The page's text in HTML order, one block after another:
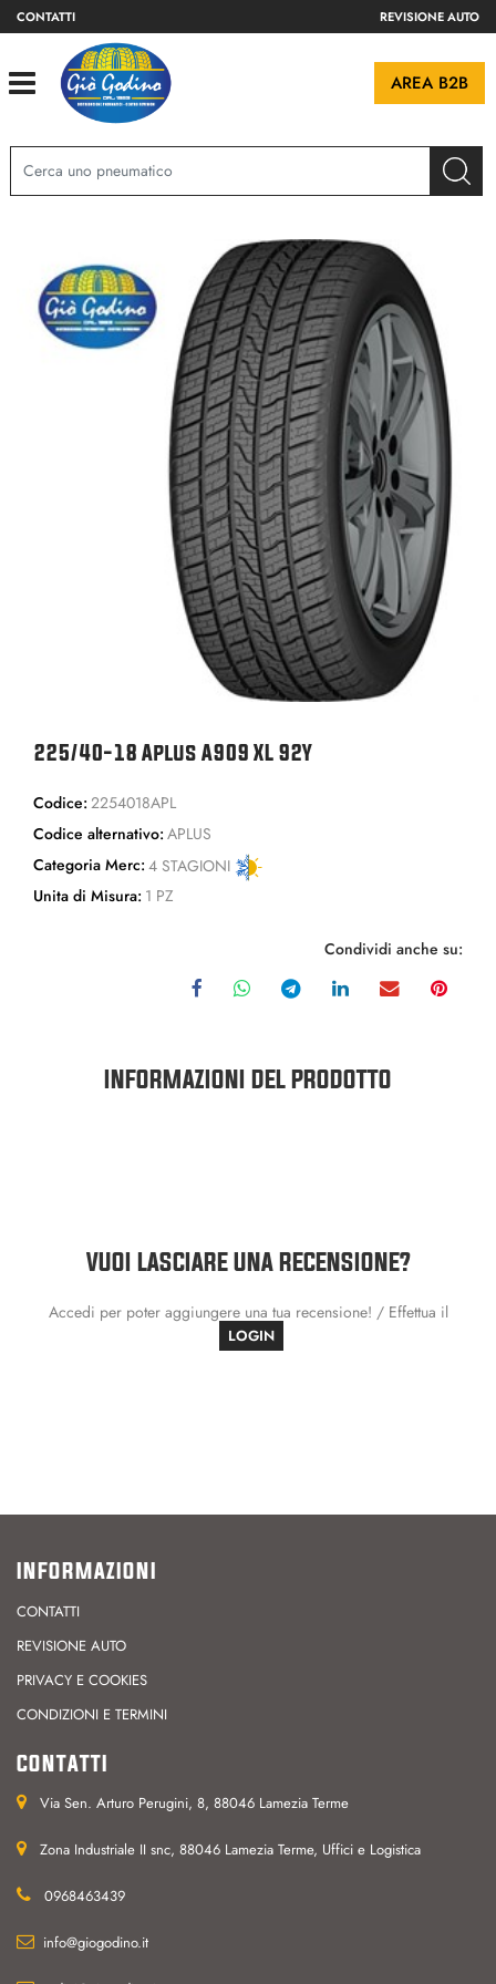
CONTATTI REVISIONE AUTO
Open AREA B2B
225/40-18 Aplus A909 XL 92Y
Codice: 2254018APL
Codice alternativo: APLUS
Categoria Merc: 4 STAGIONI
Unita di Misura: 1 PZ
Condividi anche su:
INFORMAZIONI DEL PRODOTTO
VUOI LASCIARE UNA RECENSIONE?
Accedi per poter aggiungere una tua recensione! / Effettua il
LOGIN
INFORMAZIONI
CONTATTI
REVISIONE AUTO
PRIVACY E COOKIES
CONDIZIONI E TERMINI
CONTATTI
Via Sen. Arturo Perugini, 8, 88046 Lamezia Terme
Zona Industriale II snc, 88046 Lamezia Terme, Uffici e Logistica
0968463439
info@giogodino.it